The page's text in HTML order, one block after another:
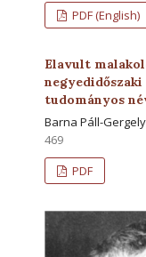
PDF (English)
Elavult
tudományos
Barna Páll-Gergely
469
PDF